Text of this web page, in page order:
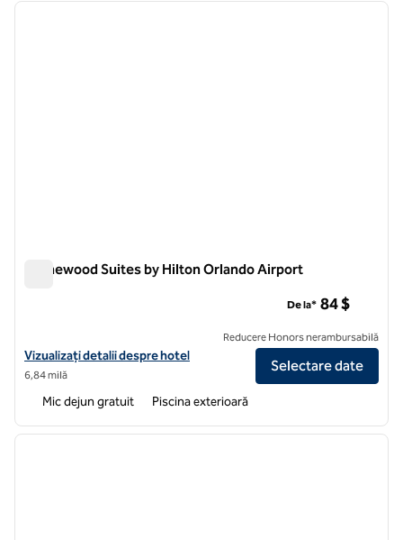
1 din 11
Homewood Suites by Hilton Orlando Airport
Vizualizați detaliile hotelului pentru Homewood Suites by Hilton
Vizualizați detalii despre hotel
6,84 milă
De la* 84 $
Reducere Honors nerambursabilă
Selectare date
Mic dejun gratuit Piscina exterioară
1 din 11